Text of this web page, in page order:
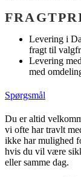
Levering i
fragt til
Levering
med
Spørgsmål
Du er altid
vi ofte har travlt
ikke har mulighed
hvis du vil være
eller samme dag.